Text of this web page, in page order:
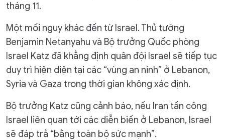
tháng 11.
Một mối nguy khác đến từ Israel. Thủ tướng
Benjamin Netanyahu và Bộ trưởng Quốc phòng
Israel Katz đã khẳng định quân đội Israel sẽ tiếp tục
duy trì hiện diện tại các “vùng an ninh” ở Lebanon,
Syria và Gaza trong thời gian không xác định.
Bộ trưởng Katz cũng cảnh báo, nếu Iran tấn công
Israel liên quan tới các diễn biến ở Lebanon, Israel
sẽ đáp trả “bằng toàn bộ sức mạnh”.